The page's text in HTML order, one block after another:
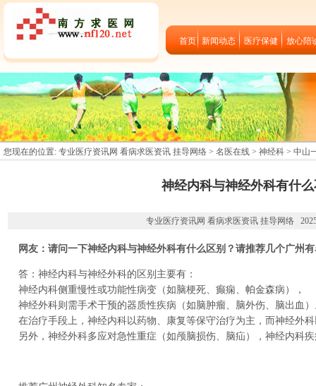
首页 新闻动态 医疗保健 放心陪
您现在的位置: 专业医疗资讯网 看病求医资讯 挂导网络 > 名医在线 > 神经科 > 中山
神经内科与神经外科有什
专业医疗资讯网 看病求医资讯 挂导网络
网友：请问一下神经内科与神经外科有什么区别？请推荐几个广州
答：神经内科与神经外科的区别主要有：
神经内科侧重慢性或功能性病变（如脑梗死、癫痫、帕金森病），
神经外科则需手术干预的器质性疾病（如脑肿瘤、脑外伤、脑出血
在治疗手段上，神经内科以药物、康复等保守治疗为主，而神经外
另外，神经外科多应对急性重症（如颅脑损伤、脑疝），神经内科